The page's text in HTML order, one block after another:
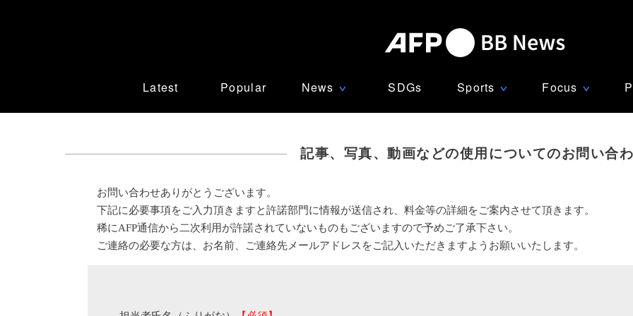
Latest Popular News ∨ SDGs Sports ∨ Focus ∨
記事、写真、動画などの使用についてのお問い合
お問い合わせありがとうございます。
下記に必要事項をご入力頂きますと許諾部門に情報が送信され、料金等の詳細をご案内させて頂きます。
稀にAFP通信から二次利用が許諾されていないものもございますので予めご了承下さい。
ご連絡の必要な方は、お名前、ご連絡先メールアドレスをご記入いただきますようお願いいたします。